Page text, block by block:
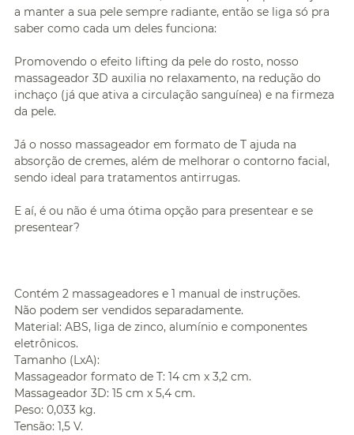
a manter a sua pele sempre radiante, então se liga só pra
saber como cada um deles funciona:
Promovendo o efeito lifting da pele do rosto, nosso
massageador 3D auxilia no relaxamento, na redução do
inchaço (já que ativa a circulação sanguínea) e na firmeza
da pele.
Já o nosso massageador em formato de T ajuda na
absorção de cremes, além de melhorar o contorno facial,
sendo ideal para tratamentos antirrugas.
E aí, é ou não é uma ótima opção para presentear e se
presentear?
Contém 2 massageadores e 1 manual de instruções.
Não podem ser vendidos separadamente.
Material: ABS, liga de zinco, alumínio e componentes
eletrônicos.
Tamanho (LxA):
Massageador formato de T: 14 cm x 3,2 cm.
Massageador 3D: 15 cm x 5,4 cm.
Peso: 0,033 kg.
Tensão: 1,5 V.